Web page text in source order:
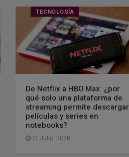
TECNOLOGÍA
De Netflix a HBO Max: ¿por
qué solo una plataforma de
streaming permite descargar
películas y series en
notebooks?
11 Julio, 2026